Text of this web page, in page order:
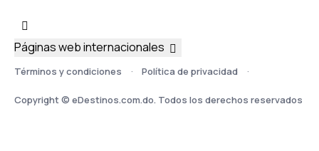
Términos y condiciones Política de privacidad
Copyright © eDestinos.com.do. Todos los derechos reservados
Páginas web internacionales